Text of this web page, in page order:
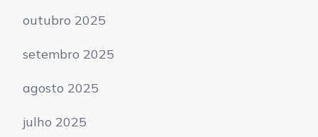
outubro 2025
setembro 2025
agosto 2025
julho 2025